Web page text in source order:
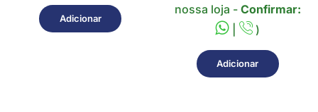
Adicionar
nossa loja - Confirmar:
|
)
Adicionar